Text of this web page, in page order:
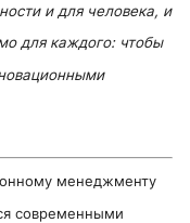
и для человека, и
для каждого: чтобы
менеджменту
современными